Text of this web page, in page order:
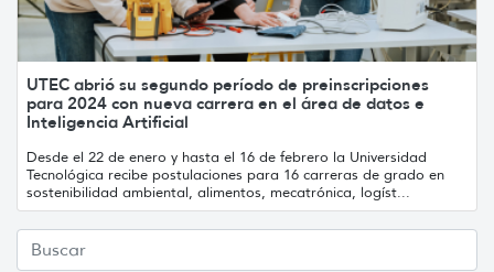
UTEC abrió su segundo período de preinscripciones
para 2024 con nueva carrera en el área de datos e
Inteligencia Artificial
Desde el 22 de enero y hasta el 16 de febrero la Universidad
Tecnológica recibe postulaciones para 16 carreras de grado en
sostenibilidad ambiental, alimentos, mecatrónica, logíst...